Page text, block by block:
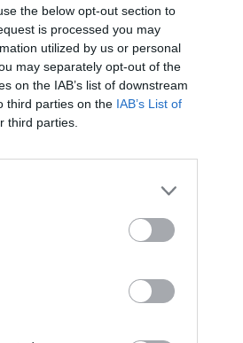
the below opt-out section to
is processed you may
utilized by us or personal
may separately opt-out of the
on the IAB’s list of downstream
third parties on the IAB’s List of
third parties.
Dodaj